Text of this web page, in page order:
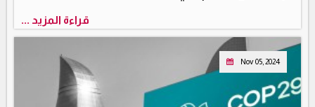
قراءة المزيد ...
Nov 05, 2024